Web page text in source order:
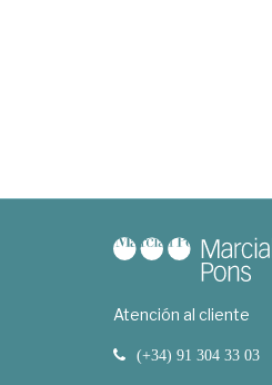
Atención al cliente
(+34) 91 304 33 03